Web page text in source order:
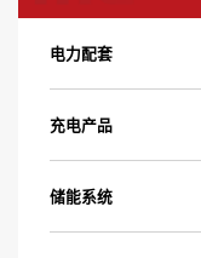
电力配套
充电产品
储能系统